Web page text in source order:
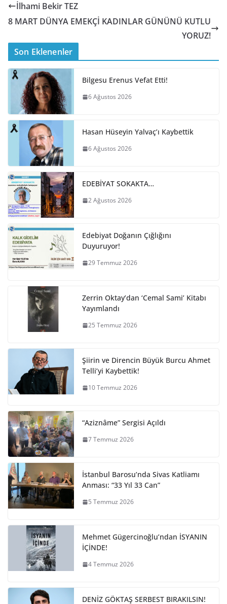
İlhami Bekir TEZ
8 MART DÜNYA EMEKÇİ KADINLAR GÜNÜNÜ KUTLU
YORUZ!
Son Eklenenler
Bilgesu Erenus Vefat Etti!
6 Ağustos 2026
Hasan Hüseyin Yalvaç’ı Kaybettik
6 Ağustos 2026
EDEBİYAT SOKAKTA…
2 Ağustos 2026
Edebiyat Doğanın Çığlığını
Duyuruyor!
29 Temmuz 2026
Zerrin Oktay’dan ‘Cemal Sami’ Kitabı
Yayımlandı
25 Temmuz 2026
Şiirin ve Direncin Büyük Burcu Ahmet
Telli’yi Kaybettik!
10 Temmuz 2026
“Aziznâme” Sergisi Açıldı
7 Temmuz 2026
İstanbul Barosu’nda Sivas Katliamı
Anması: “33 Yıl 33 Can”
5 Temmuz 2026
Mehmet Gügercinoğlu’ndan İSYANIN
İÇİNDE!
4 Temmuz 2026
DENİZ GÖKTAŞ SERBEST BIRAKILSIN!